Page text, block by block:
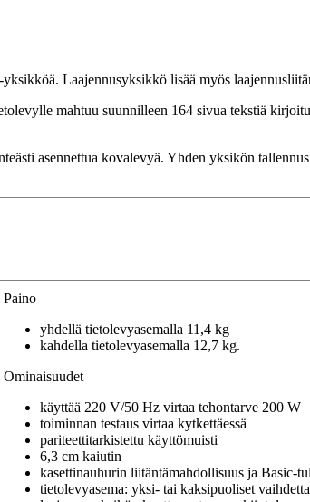
Laajennusyksikkö lisää myös
mahtuu suunnilleen 164 sivua tekstiä
asennettua kovalevyä. Yhden yksikön
Paino
yhdellä tietolevyasemalla 11,4 kg
kahdella tietolevyasemalla 12,7 kg.
Ominaisuudet
käyttää 220 V/50 Hz virtaa tehontarve 200 W
toiminnan testaus virtaa kytkettäessä
pariteettitarkistettu käyttömuisti
6,3 cm kaiutin
kasettinauhurin liitäntämahdollisuus ja Basic-
tietolevyasema: yksi- tai kaksipuoliset